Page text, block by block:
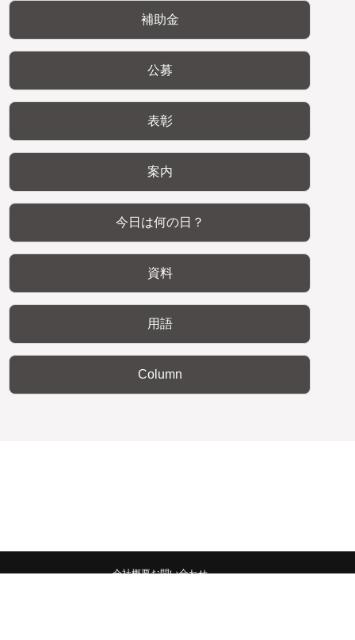
補助金
公募
表彰
案内
今日は何の日？
資料
用語
Column
会社概要お問い合わせ